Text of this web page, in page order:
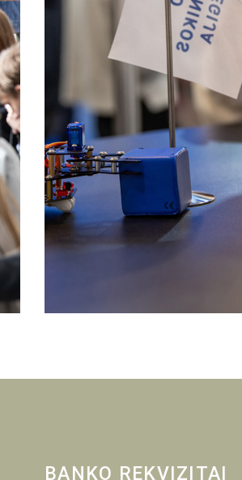
BANKO REKVIZITAI